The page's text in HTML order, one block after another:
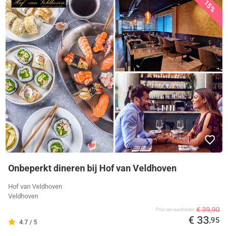
15%
Onbeperkt dineren bij Hof van Veldhoven
Hof van Veldhoven
Veldhoven
4.7 / 5
Prijs van aanbieder € 39,90
€ 33,95